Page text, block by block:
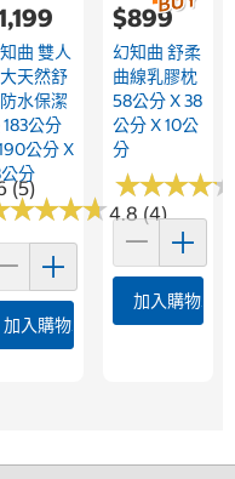
(5)
曲 雙人
天然舒
水保潔
公分
公分 X
分
★★★★
★★★★4.8 (4)
加入購物車
$899
幻知曲 舒柔
曲線乳膠枕
58公分 X 38
公分 X 10公
分
★★★★
★★★★
加入購物車